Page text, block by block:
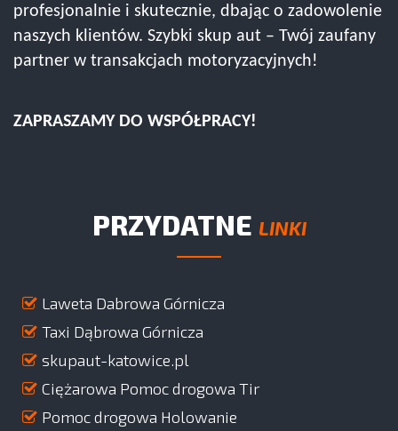
profesjonalnie i skutecznie, dbając o zadowolenie
naszych klientów. Szybki skup aut – Twój zaufany
partner w transakcjach motoryzacyjnych!
ZAPRASZAMY DO WSPÓŁPRACY!
PRZYDATNE LINKI
Laweta Dabrowa Górnicza
Taxi Dąbrowa Górnicza
skupaut-katowice.pl
Ciężarowa Pomoc drogowa Tir
Pomoc drogowa Holowanie